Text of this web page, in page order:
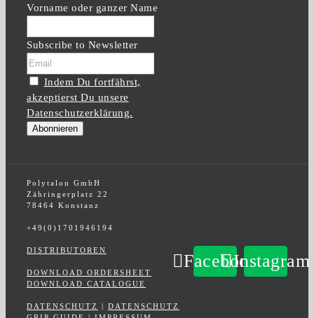
Vorname oder ganzer Name
Subscribe to Newsletter
Indem Du fortfährst,
akzeptierst Du unsere
Datenschutzerklärung.
Polytalon GmbH
Zähringerplatz 22
78464 Konstanz
+49(0)1701946194
DISTRIBUTOREN
DOWNLOAD ORDERSHEET
DOWNLOAD CATALOGUE
DATENSCHUTZ
DATENSCHUTZ
FacebookInstagram